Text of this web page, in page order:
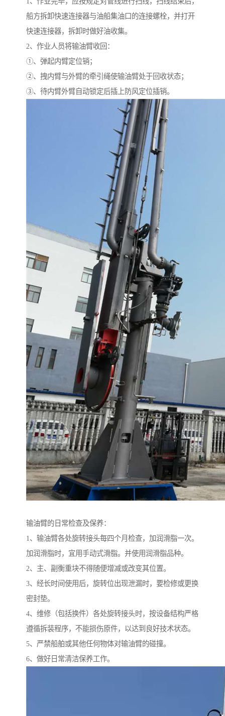
船方拆卸快速连接器与油船集油口的连接螺栓，并打开
快速连接器，拆卸时做好油收集。
2、作业人员将输油臂收回：
①、弹起内臂定位销；
②、拽内臂与外臂的牵引绳使输油臂处于回收状态；
③、待内臂外臂自动锁定后插上防风定位插销。
输油臂的日常检查及保养：
1、输油臂各处旋转接头每四个月检查，加润滑脂一次。
加润滑脂时，宜用手动式滑脂。并使用润滑脂品种。
2、主、副衡重块不得随便增减或改变其位置。
3、经长时间使用后，旋转位出现泄漏时，要检修或更换
密封垫。
4、维修（包括换件）各处旋转接头时，按设备结构严格
遵循拆装程序，不能损伤原件，以达到良好技术状态。
5、严禁船舶或其他任何物体对输油臂的碰撞。
6、做好日常清洁保养工作。